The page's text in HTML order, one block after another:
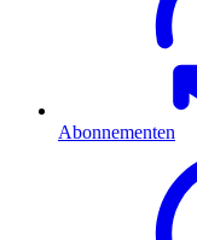
Abonnementen